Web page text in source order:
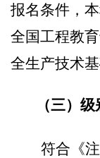
报名条件，
全国工程教
全生产技术基
（三） 级
符合《